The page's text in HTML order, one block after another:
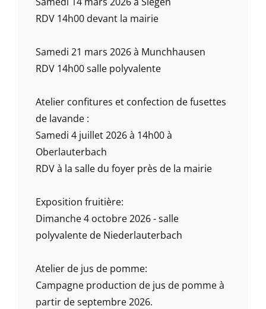
RDV 14h00 devant la mairie
Samedi 21 mars 2026 à Munchhausen
RDV 14h00 salle polyvalente
Atelier confitures et confection de fusettes
de lavande :
Samedi 4 juillet 2026 à 14h00 à
Oberlauterbach
RDV à la salle du foyer près de la mairie
Exposition fruitière:
Dimanche 4 octobre 2026 - salle
polyvalente de Niederlauterbach
Atelier de jus de pomme:
Campagne production de jus de pomme à
partir de septembre 2026.